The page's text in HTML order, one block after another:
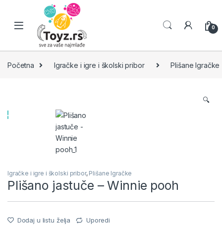
Skip to navigation
Skip to content
0
Početna Igračke i igre i školski pribor Plišane Igračke
🔍
Igračke i igre i školski pribor, Plišane Igračke
Plišano jastuče – Winnie pooh
Dodaj u listu želja Uporedi